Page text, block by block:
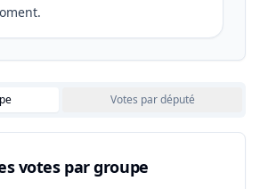
Votes par député
votes par groupe